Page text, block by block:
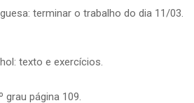
terminar o trabalho do dia 11/03.
texto e exercícios.
página 109.